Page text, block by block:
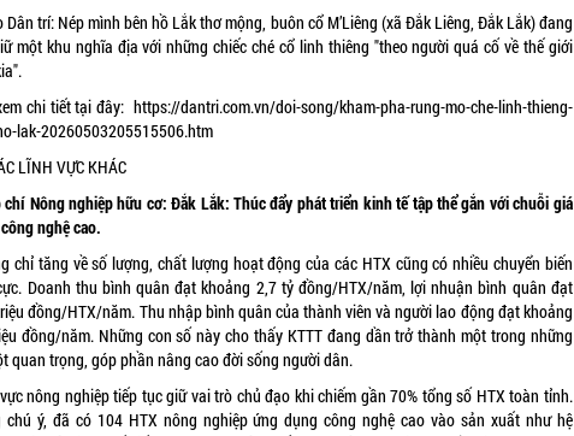
Dân trí: Nép mình bên hồ Lắk thơ mộng, buôn cổ M’Liêng (xã Đắk Liêng, Đắk Lắk) đang
một khu nghĩa địa với những chiếc ché cổ linh thiêng "theo người quá cố về thế giới
chi tiết tại đây: https://dantri.com.vn/doi-song/kham-pha-rung-mo-che-linh-thieng-
lak-20260503205515506.htm
LĨNH VỰC KHÁC
chí Nông nghiệp hữu cơ: Đắk Lắk: Thúc đẩy phát triển kinh tế tập thể gắn với chuỗi giá
nghệ cao.
chỉ tăng về số lượng, chất lượng hoạt động của các HTX cũng có nhiều chuyển biến
Doanh thu bình quân đạt khoảng 2,7 tỷ đồng/HTX/năm, lợi nhuận bình quân đạt
đồng/HTX/năm. Thu nhập bình quân của thành viên và người lao động đạt khoảng
đồng/năm. Những con số này cho thấy KTTT đang dần trở thành một trong những
quan trọng, góp phần nâng cao đời sống người dân.
nông nghiệp tiếp tục giữ vai trò chủ đạo khi chiếm gần 70% tổng số HTX toàn tỉnh.
chú ý, đã có 104 HTX nông nghiệp ứng dụng công nghệ cao vào sản xuất như hệ